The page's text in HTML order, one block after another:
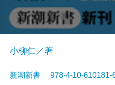
小柳仁／著
新潮新書 978-4-10-